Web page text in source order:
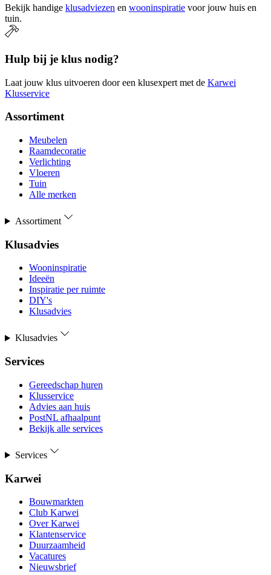
Bekijk handige klusadviezen en wooninspiratie voor jouw huis en
tuin.
Hulp bij je klus nodig?
Laat jouw klus uitvoeren door een klusexpert met de Karwei
Klusservice
Assortiment
Meubelen
Raamdecoratie
Verlichting
Vloeren
Tuin
Alle merken
Assortiment
Klusadvies
Wooninspiratie
Ideeën
Inspiratie per ruimte
DIY's
Klusadvies
Klusadvies
Services
Gereedschap huren
Klusservice
Advies aan huis
PostNL afhaalpunt
Bekijk alle services
Services
Karwei
Bouwmarkten
Club Karwei
Over Karwei
Klantenservice
Duurzaamheid
Vacatures
Nieuwsbrief